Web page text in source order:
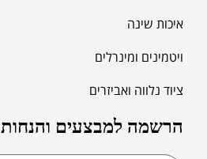
איכות שינה
ויטמינים ומינרלים
ציוד נלווה ואביזרים
הרשמה למבצעים והנחות 2025